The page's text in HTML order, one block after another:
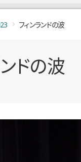
フィンランドの波
ドの波